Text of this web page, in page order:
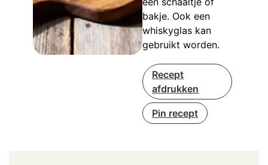
bakje. Ook een
whiskyglas kan
gebruikt worden.
Recept
afdrukken
Pin recept